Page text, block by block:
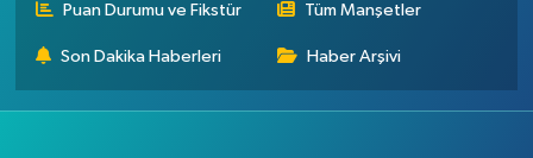
Puan Durumu ve Fikstür Tüm Manşetler
Son Dakika Haberleri Haber Arşivi